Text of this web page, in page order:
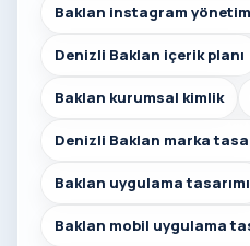
Baklan instagram
Denizli Baklan içerik planı
Baklan kurumsal kimlik
Denizli Baklan marka
Baklan uygulama tasarımı
Baklan mobil uygulama